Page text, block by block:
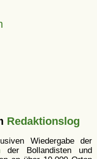
Redaktionslog
Wiedergabe der
der Bollandisten und